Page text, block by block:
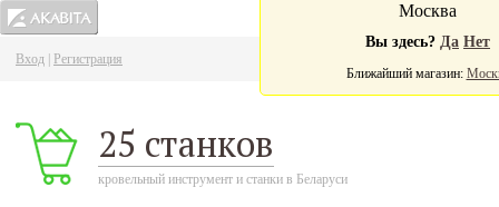
Вход Регистрация
25 станков
кровельный инструмент и станки в Беларуси
Москва
Вы здесь? Да Нет
Ближайший магазин: